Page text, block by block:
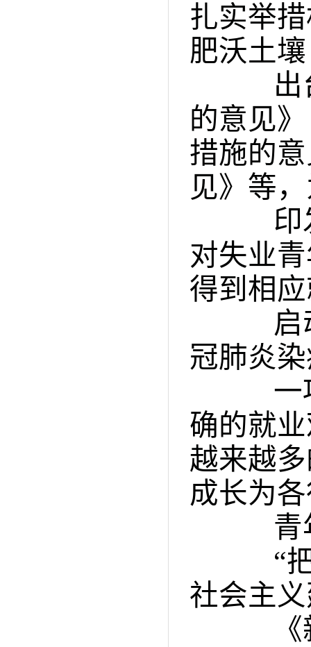
扎实举
肥沃土
出台
的意见
措施的
见》等
印发
对失业
得到相
启动
冠肺炎
一项
确的就
越来越
成长为
青年
“把
社会主
《新